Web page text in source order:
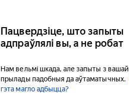
Пацвердзіце, што запыты
адпраўлялі вы, а не робат
Нам вельмі шкада, але запыты з вашай
прылады падобныя да аўтаматычных.
гэта магло адбыцца?